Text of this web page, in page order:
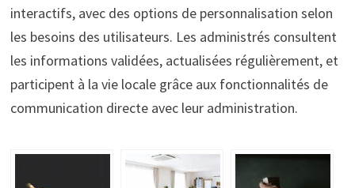
interactifs, avec des options de personnalisation selon
les besoins des utilisateurs. Les administrés consultent
les informations validées, actualisées régulièrement, et
participent à la vie locale grâce aux fonctionnalités de
communication directe avec leur administration.